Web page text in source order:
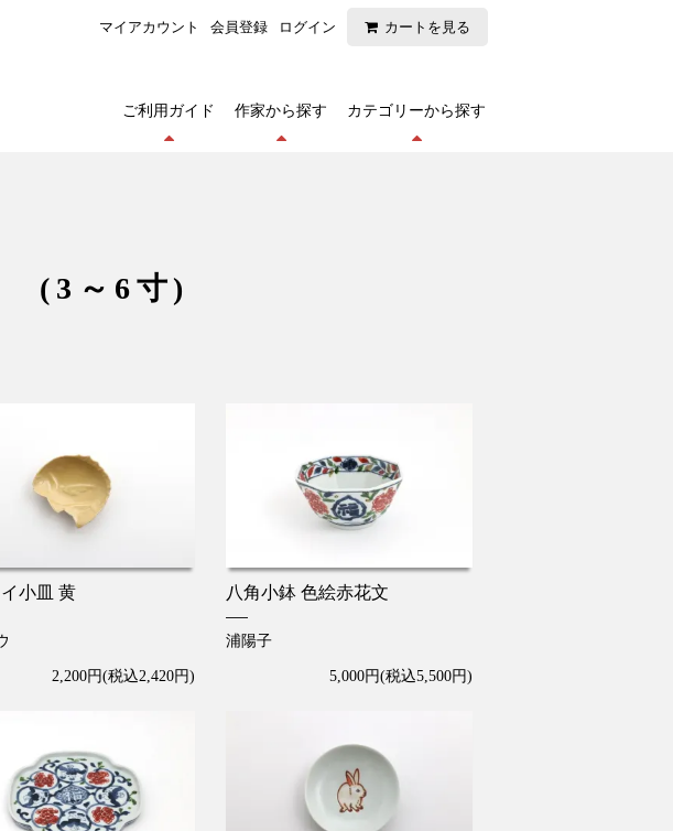
マイアカウント 会員登録 ログイン カートを見る
ご利用ガイド 作家から探す カテゴリーから探す
(3～6寸)
小皿 黄
2,200円(税込2,420円)
八角小鉢 色絵赤花文
浦陽子
5,000円(税込5,500円)